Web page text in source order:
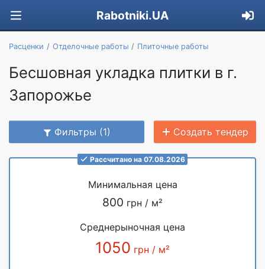
Rabotniki.UA
Расценки Отделочные работы Плиточные работы
Бесшовная укладка плитки в г.
Запорожье
Фильтры (1) Создать тендер
Рассчитано на 07.08.2026
Минимальная цена
800 грн / м²
Среднерыночная цена
1050 грн / м²